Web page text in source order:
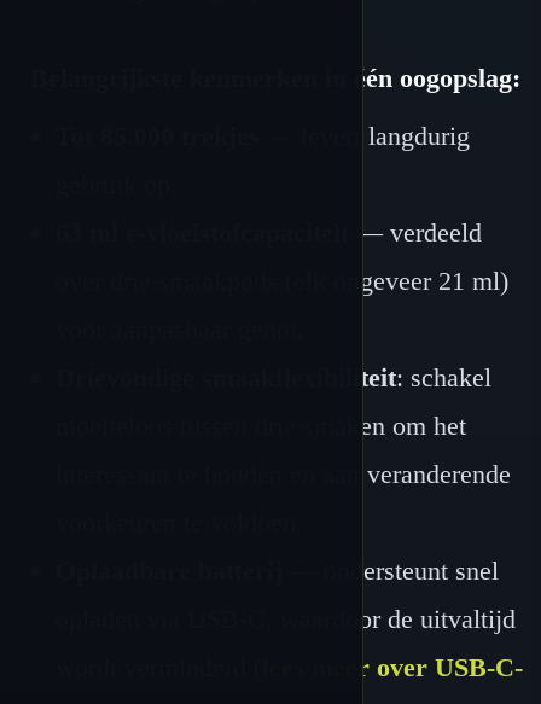
Belangrijkste kenmerken in één oogopslag:
— levert langdurig
— verdeeld
over drie smaakpods (elk ongeveer 21 ml)
Drievoudige smaakflexibiliteit: schakel
moeiteloos tussen drie smaken om het
interessant te houden en aan veranderende
— ondersteunt snel
opladen via USB-C, waardoor de uitvaltijd
lees meer over USB-C-